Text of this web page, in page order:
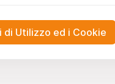
del Sito”) contenuti o
rappresentano né
disattivati.
Utilizzo ed i Cookie